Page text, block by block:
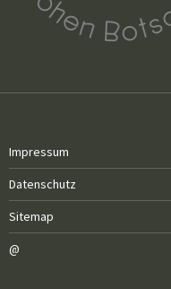
Impressum
Datenschutz
Sitemap
@